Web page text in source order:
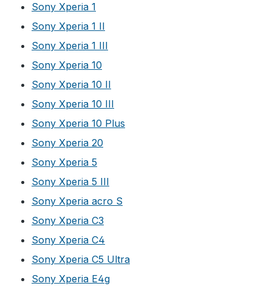
Sony Xperia 1
Sony Xperia 1 II
Sony Xperia 1 III
Sony Xperia 10
Sony Xperia 10 II
Sony Xperia 10 III
Sony Xperia 10 Plus
Sony Xperia 20
Sony Xperia 5
Sony Xperia 5 III
Sony Xperia acro S
Sony Xperia C3
Sony Xperia C4
Sony Xperia C5 Ultra
Sony Xperia E4g